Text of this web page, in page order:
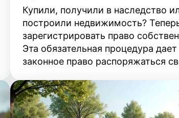
Купили, получили в наследство
построили недвижимость?
зарегистрировать право
Эта обязательная процедура дает
законное право распоряжаться
документы подготовить и куда
заявление.